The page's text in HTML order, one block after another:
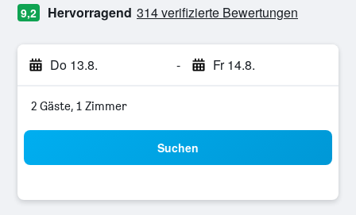
9,2 Hervorragend 314 verifizierte Bewertungen
Do 13.8. - Fr 14.8.
2 Gäste, 1 Zimmer
Suchen